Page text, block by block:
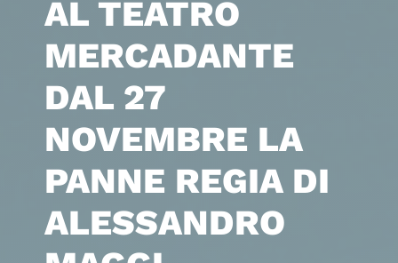
AL TEATRO
MERCADANTE
DAL 27
NOVEMBRE LA
PANNE REGIA DI
ALESSANDRO